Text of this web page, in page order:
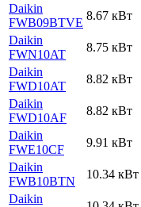
Daikin
FWB09BTVE
8.67 кВт
Daikin
FWN10AT
8.75 кВт
Daikin
FWD10AT
8.82 кВт
Daikin
FWD10AF
8.82 кВт
Daikin
FWE10CF
9.91 кВт
Daikin
FWB10BTN
10.34 кВт
Daikin